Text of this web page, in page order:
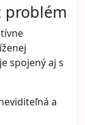
problém
spojený aj s
a